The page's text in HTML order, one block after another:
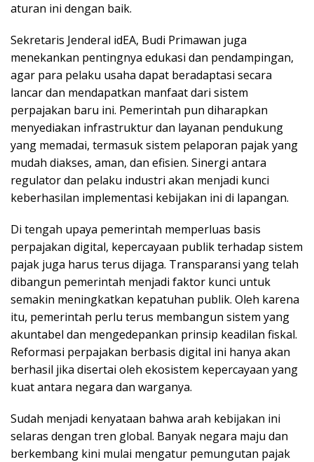
aturan ini dengan baik.
Sekretaris Jenderal idEA, Budi Primawan juga
menekankan pentingnya edukasi dan pendampingan,
agar para pelaku usaha dapat beradaptasi secara
lancar dan mendapatkan manfaat dari sistem
perpajakan baru ini. Pemerintah pun diharapkan
menyediakan infrastruktur dan layanan pendukung
yang memadai, termasuk sistem pelaporan pajak yang
mudah diakses, aman, dan efisien. Sinergi antara
regulator dan pelaku industri akan menjadi kunci
keberhasilan implementasi kebijakan ini di lapangan.
Di tengah upaya pemerintah memperluas basis
perpajakan digital, kepercayaan publik terhadap sistem
pajak juga harus terus dijaga. Transparansi yang telah
dibangun pemerintah menjadi faktor kunci untuk
semakin meningkatkan kepatuhan publik. Oleh karena
itu, pemerintah perlu terus membangun sistem yang
akuntabel dan mengedepankan prinsip keadilan fiskal.
Reformasi perpajakan berbasis digital ini hanya akan
berhasil jika disertai oleh ekosistem kepercayaan yang
kuat antara negara dan warganya.
Sudah menjadi kenyataan bahwa arah kebijakan ini
selaras dengan tren global. Banyak negara maju dan
berkembang kini mulai mengatur pemungutan pajak